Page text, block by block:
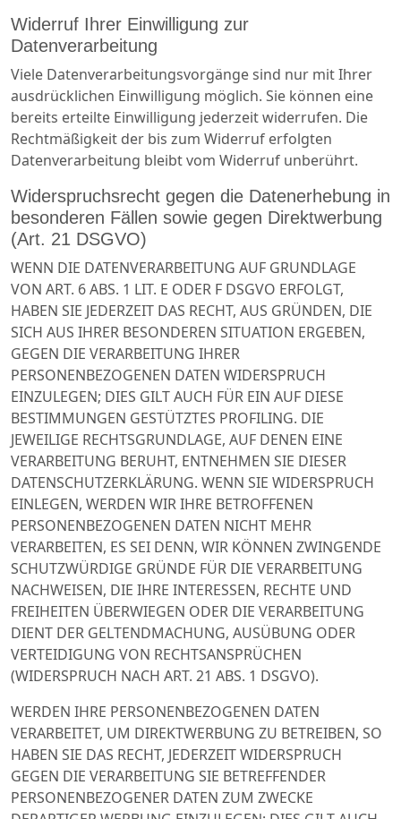
Widerruf Ihrer Einwilligung zur
Datenverarbeitung
Viele Datenverarbeitungsvorgänge sind nur mit Ihrer
ausdrücklichen Einwilligung möglich. Sie können eine
bereits erteilte Einwilligung jederzeit widerrufen. Die
Rechtmäßigkeit der bis zum Widerruf erfolgten
Datenverarbeitung bleibt vom Widerruf unberührt.
Widerspruchsrecht gegen die Datenerhebung in
besonderen Fällen sowie gegen Direktwerbung
(Art. 21 DSGVO)
WENN DIE DATENVERARBEITUNG AUF GRUNDLAGE
VON ART. 6 ABS. 1 LIT. E ODER F DSGVO ERFOLGT,
HABEN SIE JEDERZEIT DAS RECHT, AUS GRÜNDEN, DIE
SICH AUS IHRER BESONDEREN SITUATION ERGEBEN,
GEGEN DIE VERARBEITUNG IHRER
PERSONENBEZOGENEN DATEN WIDERSPRUCH
EINZULEGEN; DIES GILT AUCH FÜR EIN AUF DIESE
BESTIMMUNGEN GESTÜTZTES PROFILING. DIE
JEWEILIGE RECHTSGRUNDLAGE, AUF DENEN EINE
VERARBEITUNG BERUHT, ENTNEHMEN SIE DIESER
DATENSCHUTZERKLÄRUNG. WENN SIE WIDERSPRUCH
EINLEGEN, WERDEN WIR IHRE BETROFFENEN
PERSONENBEZOGENEN DATEN NICHT MEHR
VERARBEITEN, ES SEI DENN, WIR KÖNNEN ZWINGENDE
SCHUTZWÜRDIGE GRÜNDE FÜR DIE VERARBEITUNG
NACHWEISEN, DIE IHRE INTERESSEN, RECHTE UND
FREIHEITEN ÜBERWIEGEN ODER DIE VERARBEITUNG
DIENT DER GELTENDMACHUNG, AUSÜBUNG ODER
VERTEIDIGUNG VON RECHTSANSPRÜCHEN
(WIDERSPRUCH NACH ART. 21 ABS. 1 DSGVO).
WERDEN IHRE PERSONENBEZOGENEN DATEN
VERARBEITET, UM DIREKTWERBUNG ZU BETREIBEN, SO
HABEN SIE DAS RECHT, JEDERZEIT WIDERSPRUCH
GEGEN DIE VERARBEITUNG SIE BETREFFENDER
PERSONENBEZOGENER DATEN ZUM ZWECKE